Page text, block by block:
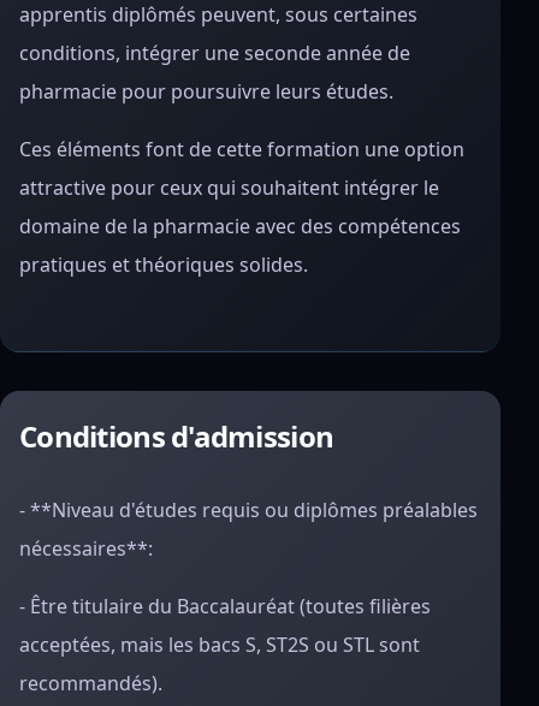
apprentis diplômés peuvent, sous certaines
conditions, intégrer une seconde année de
pharmacie pour poursuivre leurs études.
Ces éléments font de cette formation une option
attractive pour ceux qui souhaitent intégrer le
domaine de la pharmacie avec des compétences
pratiques et théoriques solides.
Conditions d'admission
- **Niveau d'études requis ou diplômes préalables
nécessaires**:
- Être titulaire du Baccalauréat (toutes filières
acceptées, mais les bacs S, ST2S ou STL sont
recommandés).